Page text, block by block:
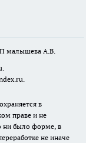
малышева А.В.
в
праве и не
ни было форме, в
не иначе